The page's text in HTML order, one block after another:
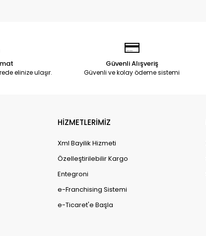
elinize ulaşır.
Güvenli Alışveriş
Güvenli ve kolay ödeme sistemi
HİZMETLERİMİZ
Xml Bayilik Hizmeti
Özelleştirilebilir Kargo
Entegroni
e-Franchising Sistemi
e-Ticaret'e Başla